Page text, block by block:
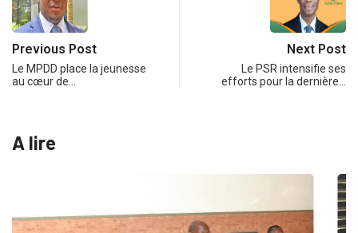
Previous Post
Le MPDD place la jeunesse
au cœur de…
Next Post
Le PSR intensifie ses
efforts pour la dernière…
A lire